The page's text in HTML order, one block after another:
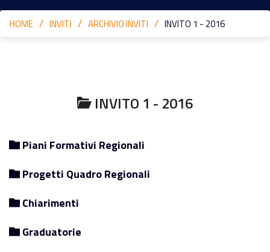
HOME INVITI ARCHIVIO INVITI INVITO 1 - 2016
INVITO 1 - 2016
Piani Formativi Regionali
Progetti Quadro Regionali
Chiarimenti
Graduatorie